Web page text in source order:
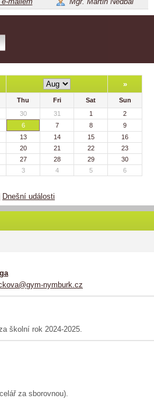
»
Thu Fri Sat
Sun
30 31 1
2
6 7 8
9
13 14 15
16
20 21 22
23
27 28 29
30
3 4 5 6
Dnešní události
nymburk.cz
školní rok 2024-2025.
za sborovnou).